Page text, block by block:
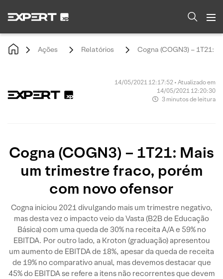
Ações Relatórios Cogna (COGN3) – 1T21:
14/05/2021 12:17:52 • Atualizado em
14/05/2021 12:20:30
3 minutos de leitura
Cogna (COGN3) – 1T21: Mais
um trimestre fraco, porém
com novo ofensor
Cogna iniciou 2021 divulgando mais um trimestre negativo,
mas desta vez o impacto veio da Vasta (B2B de Educação
Básica) com uma queda de 30% na receita A/A e 59% no
EBITDA. Por outro lado, a Kroton (graduação) apresentou
um aumento de EBITDA de 18%, apesar da queda de receita
de 19% no comparativo anual, mas devemos destacar que
45% do EBITDA se refere a itens não recorrentes que devem